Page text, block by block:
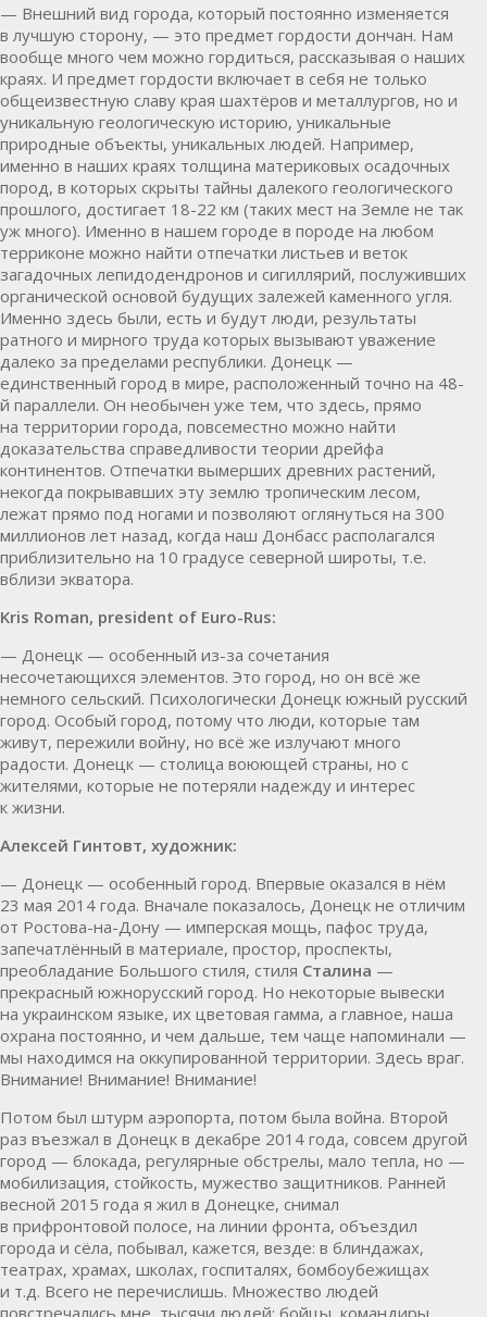
— Внешний вид города, который постоянно изменяется
в лучшую сторону, — это предмет гордости дончан. Нам
вообще много чем можно гордиться, рассказывая о наших
краях. И предмет гордости включает в себя не только
общеизвестную славу края шахтёров и металлургов, но и
уникальную геологическую историю, уникальные
природные объекты, уникальных людей. Например,
именно в наших краях толщина материковых осадочных
пород, в которых скрыты тайны далекого геологического
прошлого, достигает 18-22 км (таких мест на Земле не так
уж много). Именно в нашем городе в породе на любом
терриконе можно найти отпечатки листьев и веток
загадочных лепидодендронов и сигиллярий, послуживших
органической основой будущих залежей каменного угля.
Именно здесь были, есть и будут люди, результаты
ратного и мирного труда которых вызывают уважение
далеко за пределами республики. Донецк —
единственный город в мире, расположенный точно на 48-
й параллели. Он необычен уже тем, что здесь, прямо
на территории города, повсеместно можно найти
доказательства справедливости теории дрейфа
континентов. Отпечатки вымерших древних растений,
некогда покрывавших эту землю тропическим лесом,
лежат прямо под ногами и позволяют оглянуться на 300
миллионов лет назад, когда наш Донбасс располагался
приблизительно на 10 градусе северной широты, т.е.
вблизи экватора.
Kris Roman, president of Euro-Rus:
— Донецк — особенный из-за сочетания
несочетающихся элементов. Это город, но он всё же
немного сельский. Психологически Донецк южный русский
город. Особый город, потому что люди, которые там
живут, пережили войну, но всё же излучают много
радости. Донецк — столица воюющей страны, но с
жителями, которые не потеряли надежду и интерес
к жизни.
Алексей Гинтовт, художник:
— Донецк — особенный город. Впервые оказался в нём
23 мая 2014 года. Вначале показалось, Донецк не отличим
от Ростова-на-Дону — имперская мощь, пафос труда,
запечатлённый в материале, простор, проспекты,
преобладание Большого стиля, стиля Сталина —
прекрасный южнорусский город. Но некоторые вывески
на украинском языке, их цветовая гамма, а главное, наша
охрана постоянно, и чем дальше, тем чаще напоминали —
мы находимся на оккупированной территории. Здесь враг.
Внимание! Внимание! Внимание!
Потом был штурм аэропорта, потом была война. Второй
раз въезжал в Донецк в декабре 2014 года, совсем другой
город — блокада, регулярные обстрелы, мало тепла, но —
мобилизация, стойкость, мужество защитников. Ранней
весной 2015 года я жил в Донецке, снимал
в прифронтовой полосе, на линии фронта, объездил
города и сёла, побывал, кажется, везде: в блиндажах,
театрах, храмах, школах, госпиталях, бомбоубежищах
и т.д. Всего не перечислишь. Множество людей
повстречались мне, тысячи людей: бойцы, командиры,